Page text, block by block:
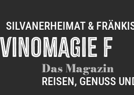
SILVANERHEIMAT &
VINOMAGIE F
Das Magazin
REISEN, GENUSS